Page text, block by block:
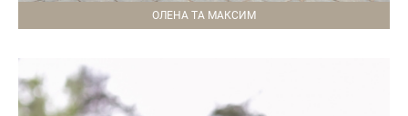
ОЛЕНА ТА МАКСИМ